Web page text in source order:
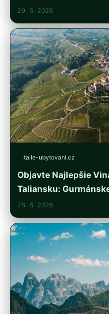
29. 6. 2026
italie-ubytovani.cz
Objavte Najlepšie
Taliansku:
28. 6. 2026